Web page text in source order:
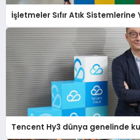
İşletmeler Sıfır Atık Sistemlerine
Tencent Hy3 dünya genelinde